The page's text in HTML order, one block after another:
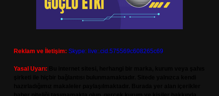
Reklam ve İletişim: Skype: live:.cid.575569c608265c69
Yasal Uyarı: